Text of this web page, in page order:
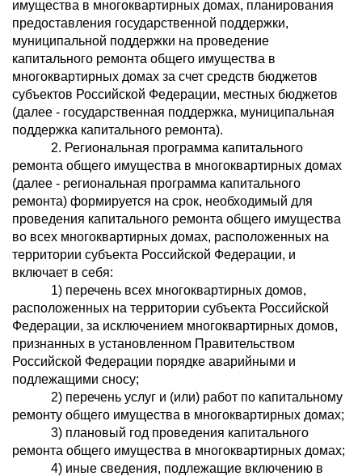
имущества в многоквартирных домах, планирования
предоставления государственной поддержки,
муниципальной поддержки на проведение
капитального ремонта общего имущества в
многоквартирных домах за счет средств бюджетов
субъектов Российской Федерации, местных бюджетов
(далее - государственная поддержка, муниципальная
поддержка капитального ремонта).
2. Региональная программа капитального
ремонта общего имущества в многоквартирных домах
(далее - региональная программа капитального
ремонта) формируется на срок, необходимый для
проведения капитального ремонта общего имущества
во всех многоквартирных домах, расположенных на
территории субъекта Российской Федерации, и
включает в себя:
1) перечень всех многоквартирных домов,
расположенных на территории субъекта Российской
Федерации, за исключением многоквартирных домов,
признанных в установленном Правительством
Российской Федерации порядке аварийными и
подлежащими сносу;
2) перечень услуг и (или) работ по капитальному
ремонту общего имущества в многоквартирных домах;
3) плановый год проведения капитального
ремонта общего имущества в многоквартирных домах;
4) иные сведения, подлежащие включению в